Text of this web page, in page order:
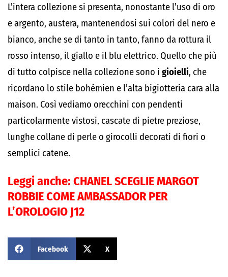
L’intera collezione si presenta, nonostante l’uso di oro
e argento, austera, mantenendosi sui colori del nero e
bianco, anche se di tanto in tanto, fanno da rottura il
rosso intenso, il giallo e il blu elettrico. Quello che più
di tutto colpisce nella collezione sono i gioielli, che
ricordano lo stile bohémien e l’alta bigiotteria cara alla
maison. Così vediamo orecchini con pendenti
particolarmente vistosi, cascate di pietre preziose,
lunghe collane di perle o girocolli decorati di fiori o
semplici catene.
Leggi anche: CHANEL SCEGLIE MARGOT
ROBBIE COME AMBASSADOR PER
L’OROLOGIO J12
Facebook X